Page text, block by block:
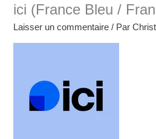
ici (France Bleu /
Laisser un commentaire / Par